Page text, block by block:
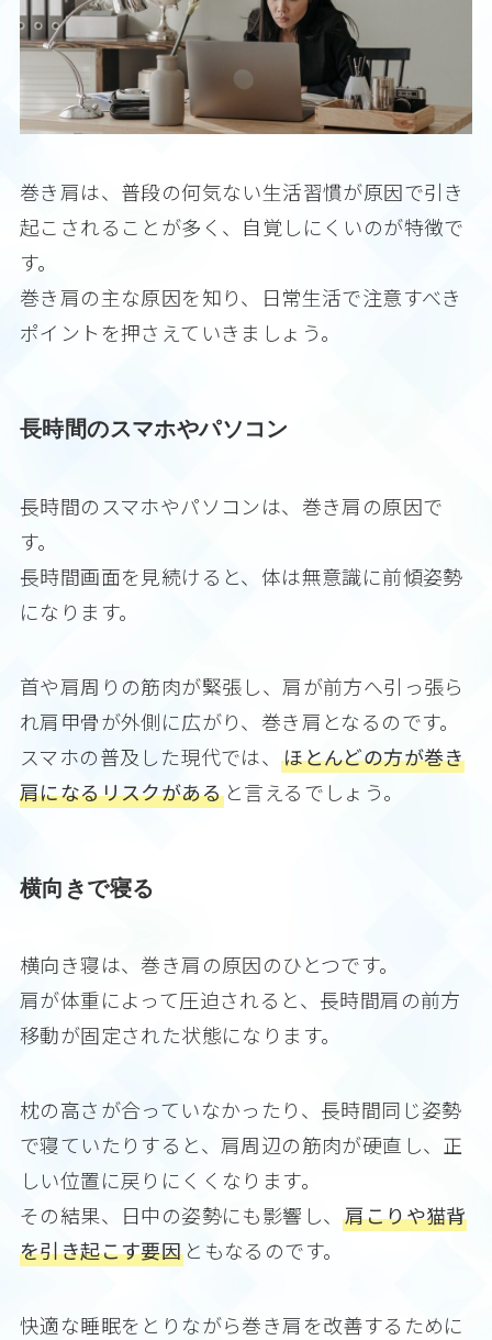
巻き肩は、普段の何気ない生活習慣が原因で引き
起こされることが多く、自覚しにくいのが特徴で
す。
巻き肩の主な原因を知り、日常生活で注意すべき
ポイントを押さえていきましょう。
長時間のスマホやパソコン
長時間のスマホやパソコンは、巻き肩の原因で
す。
長時間画面を見続けると、体は無意識に前傾姿勢
になります。
首や肩周りの筋肉が緊張し、肩が前方へ引っ張ら
れ肩甲骨が外側に広がり、巻き肩となるのです。
スマホの普及した現代では、ほとんどの方が巻き
肩になるリスクがあると言えるでしょう。
横向きで寝る
横向き寝は、巻き肩の原因のひとつです。
肩が体重によって圧迫されると、長時間肩の前方
移動が固定された状態になります。
枕の高さが合っていなかったり、長時間同じ姿勢
で寝ていたりすると、肩周辺の筋肉が硬直し、正
しい位置に戻りにくくなります。
その結果、日中の姿勢にも影響し、肩こりや猫背
を引き起こす要因 ともなるのです。
快適な睡眠をとりながら巻き肩を改善するために